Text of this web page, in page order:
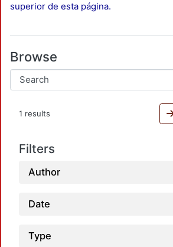
superior de esta página.
Browse
1 results
Filters
Author
Date
Type